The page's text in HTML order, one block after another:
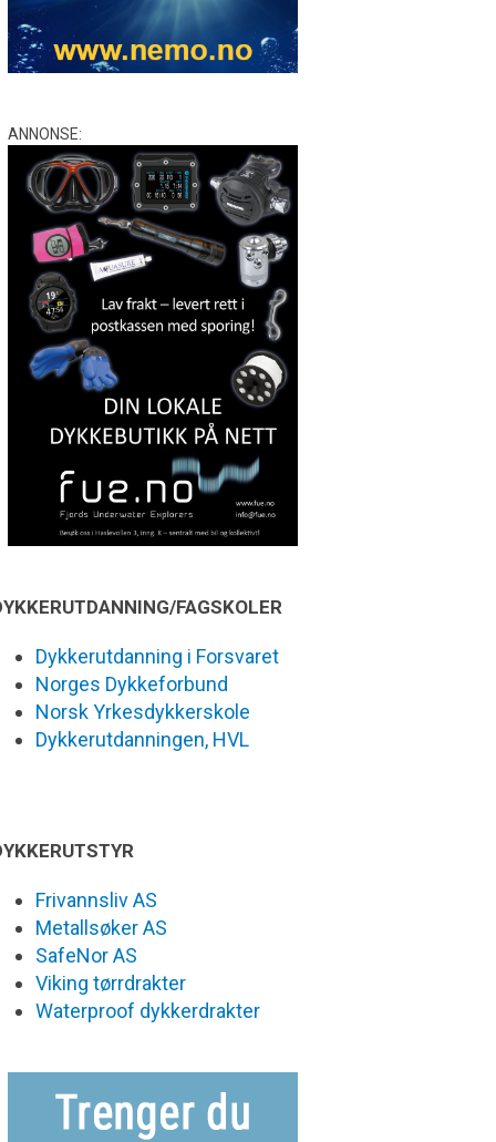
ANNONSE:
FAGSKOLER
Dykkerutdanning i Forsvaret
Norges Dykkeforbund
Norsk Yrkesdykkerskole
Dykkerutdanningen, HVL
Frivannsliv AS
Metallsøker AS
SafeNor AS
Viking tørrdrakter
Waterproof dykkerdrakter